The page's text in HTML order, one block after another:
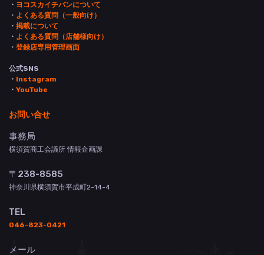
・ ヨコスカイチバンについて
・ よくある質問（一般向け）
・ 掲載について
・ よくある質問（店舗様向け）
・ 登録店専用管理画面
公式SNS
・ Instagram
・ YouTube
お問い合せ
事務局
横須賀商工会議所 情報企画課
〒238-8585
神奈川県横須賀市平成町2-14-4
TEL
046-823-0421
メール